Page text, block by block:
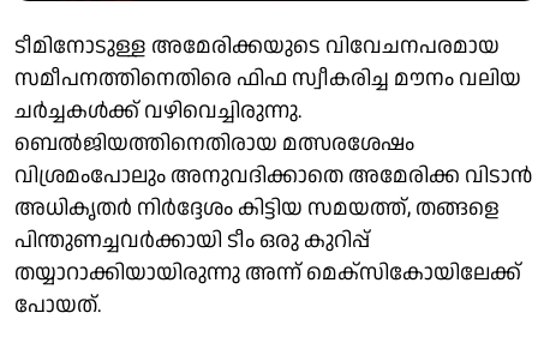
ടീമിനോടുള്ള അമേരിക്കയുടെ വിവേചനപരമായ
സമീപനത്തിനെതിരെ ഫിഫ സ്വീകരിച്ച മൗനം വലിയ
ചർച്ചകൾക്ക് വഴിവെച്ചിരുന്നു.
ബെൽജിയത്തിനെതിരായ മത്സരശേഷം
വിശ്രമംപോലും അനുവദിക്കാതെ അമേരിക്ക വിടാൻ
അധികൃതർ നിർദ്ദേശം കിട്ടിയ സമയത്ത്, തങ്ങളെ
പിന്തുണച്ചവർക്കായി ടീം ഒരു കുറിപ്പ്
തയ്യാറാക്കിയായിരുന്നു അന്ന് മെക്സികോയിലേക്ക്
പോയത്.